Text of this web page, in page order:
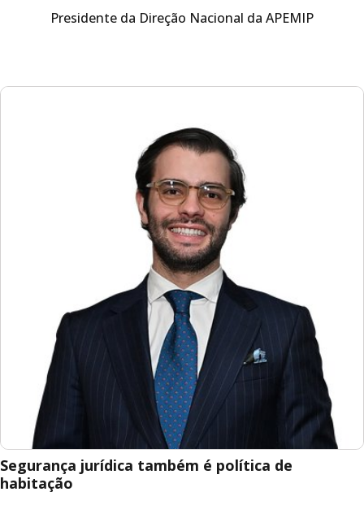
Presidente da Direção Nacional da APEMIP
Segurança jurídica também é política de
habitação